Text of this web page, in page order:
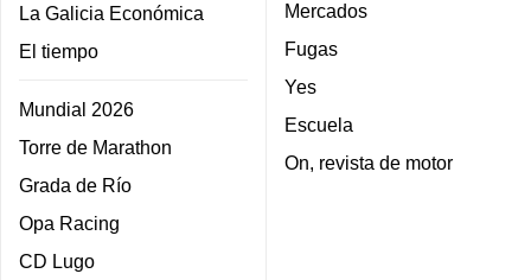
La Galicia Económica
El tiempo
Mundial 2026
Torre de Marathon
Grada de Río
Opa Racing
CD Lugo
Mercados
Fugas
Yes
Escuela
On, revista de motor